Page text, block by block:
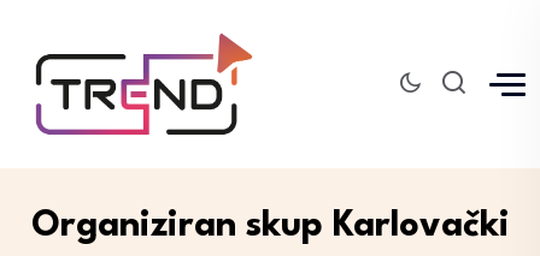
Organiziran skup Karlovački